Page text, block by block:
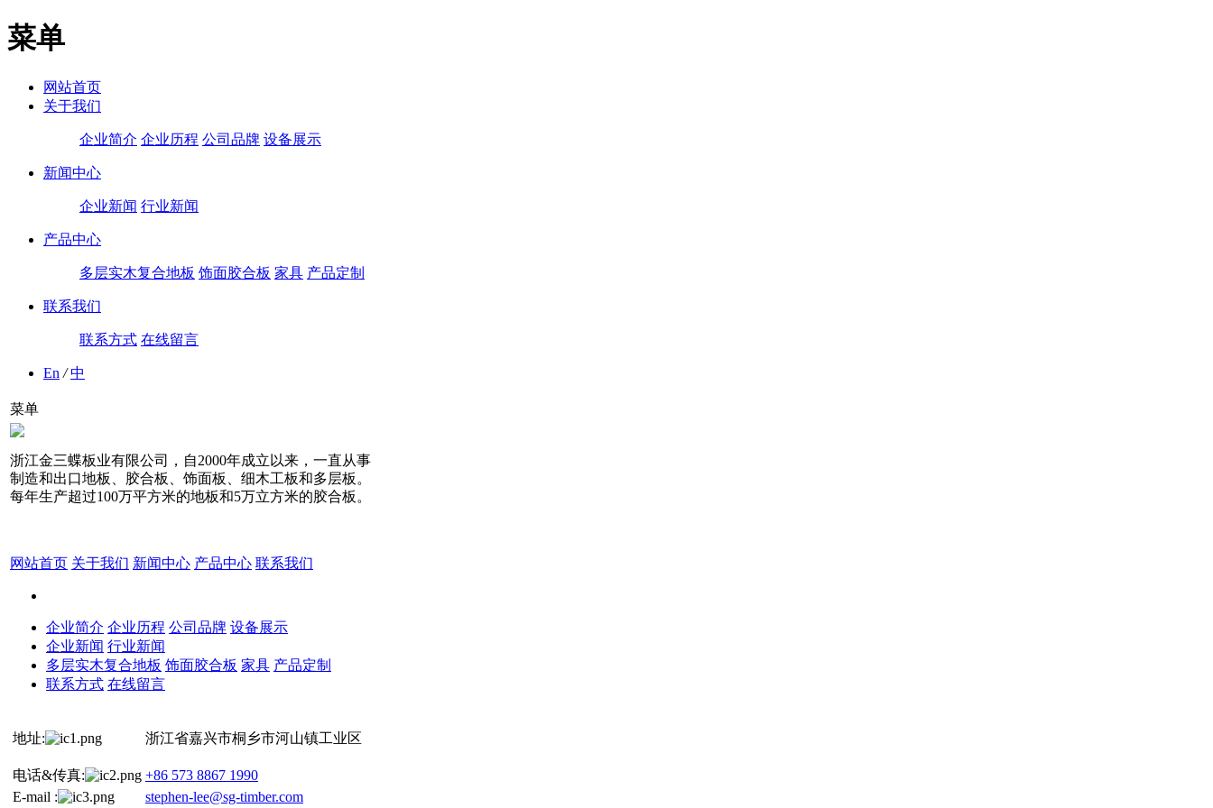
菜单
网站首页
关于我们
企业简介 企业历程 公司品牌 设备展示
新闻中心
企业新闻 行业新闻
产品中心
多层实木复合地板 饰面胶合板 家具 产品定制
联系我们
联系方式 在线留言
En /中
菜单
浙江金三蝶板业有限公司，自2000年成立以来，一直从事
制造和出口地板、胶合板、饰面板、细木工板和多层板。
每年生产超过100万平方米的地板和5万立方米的胶合板。
网站首页 关于我们 新闻中心 产品中心 联系我们
企业简介 企业历程 公司品牌 设备展示
企业新闻 行业新闻
多层实木复合地板 饰面胶合板 家具 产品定制
联系方式 在线留言
地址: 浙江省嘉兴市桐乡市河山镇工业区
电话&传真:
+86 573 8867 1990
E-mail :
stephen-lee@sg-timber.com